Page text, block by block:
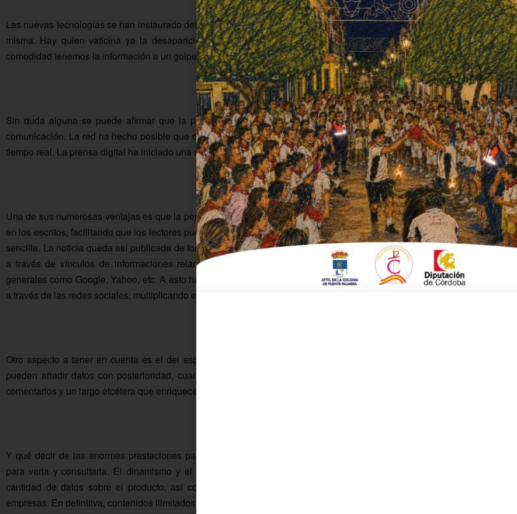
Las nuevas tecnologías se han instaurado definitivamente en el mundo de la información y en nuestra vida
misma. Hay quien vaticina ya la desaparición paulatina de los periódicos en papel. Por ahorro y por
comodidad tenemos la información a un golpe de clic en el PC, en la tablet o en el móvil.
Sin duda alguna se puede afirmar que la prensa digital ha revolucionado el mundo de los medios de
comunicación. La red ha hecho posible que desde cualquier punto del planeta estemos informados casi a
tiempo real. La prensa digital ha iniciado una carrera de velocidad que parece no tener límites.
Una de sus numerosas ventajas es que la permanencia de la noticia es mayor en los medios digitales que
en los escritos, facilitando que los lectores puedan acceder a ella días después de su publicación de forma
sencilla. La noticia queda así publicada de forma indefinida y los usuarios pueden leerla con posterioridad
a través de vínculos de informaciones relacionadas, del buscador del propio medio o de buscadores
generales como Google, Yahoo, etc. A esto hay que añadir la posibilidad de viralizar los contenidos online
a través de las redes sociales, multiplicando el alcance a potenciales lectores.
Otro aspecto a tener en cuenta es el del espacio. En las versiones digitales no existen limitaciones. Se
pueden añadir datos con posterioridad, cuantas fotografías se deseen, vídeos, enlaces con otras webs,
comentarios y un largo etcétera que enriquece la información que el lector de prensa digital recibe.
Y qué decir de las enormes prestaciones para las empresas que se publicitan. Veinticuatro horas al día
para verla y consultarla. El dinamismo y el impacto visual de los anuncios se pueden unir a la mayor
cantidad de datos sobre el producto, así como a los enlaces con las páginas webs de las marcas y
empresas. En definitiva, contenidos ilimitados y a medida para los empresarios.